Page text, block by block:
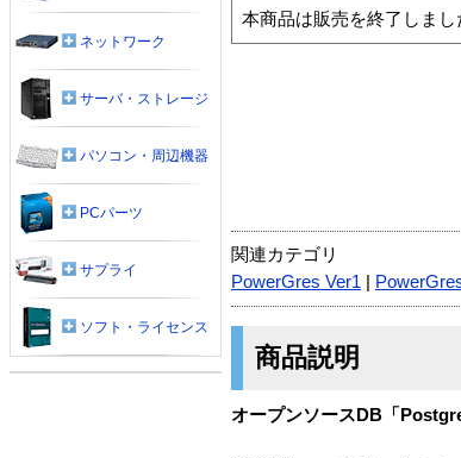
本商品は販売を終了しまし
関連カテゴリ
PowerGres Ver1
商品説明
オープンソースDB「
ネットワーク
サーバ・ストレージ
パソコン・周辺機器
PCパーツ
サプライ
ソフト・ライセンス